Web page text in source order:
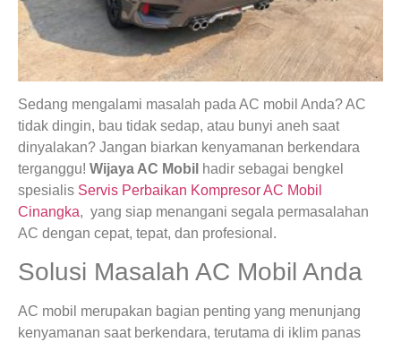
Sedang mengalami masalah pada AC mobil Anda? AC
tidak dingin, bau tidak sedap, atau bunyi aneh saat
dinyalakan? Jangan biarkan kenyamanan berkendara
terganggu! Wijaya AC Mobil hadir sebagai bengkel
spesialis Servis Perbaikan Kompresor AC Mobil
Cinangka, yang siap menangani segala permasalahan
AC dengan cepat, tepat, dan profesional.
Solusi Masalah AC Mobil Anda
AC mobil merupakan bagian penting yang menunjang
kenyamanan saat berkendara, terutama di iklim panas